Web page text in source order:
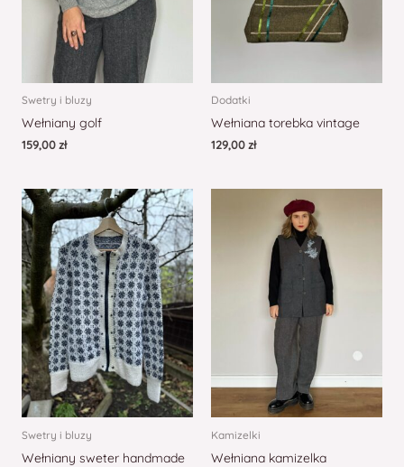
Swetry i bluzy
Wełniany golf
159,00zł
Dodatki
Wełniana torebka vintage
129,00zł
Swetry i bluzy
Wełniany sweter handmade
Kamizelki
Wełniana kamizelka